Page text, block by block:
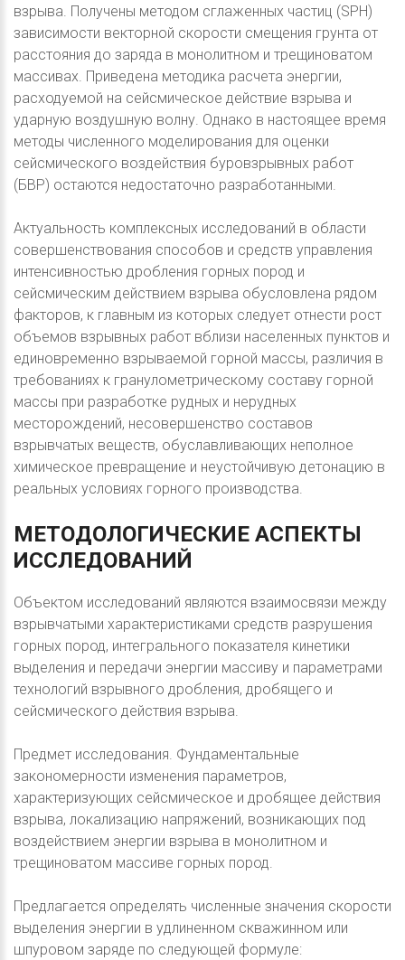
взрыва. Получены методом сглаженных частиц (SPH)
зависимости векторной скорости смещения грунта от
расстояния до заряда в монолитном и трещиноватом
массивах. Приведена методика расчета энергии,
расходуемой на сейсмическое действие взрыва и
ударную воздушную волну. Однако в настоящее время
методы численного моделирования для оценки
сейсмического воздействия буровзрывных работ
(БВР) остаются недостаточно разработанными.
Актуальность комплексных исследований в области
совершенствования способов и средств управления
интенсивностью дробления горных пород и
сейсмическим действием взрыва обусловлена рядом
факторов, к главным из которых следует отнести рост
объемов взрывных работ вблизи населенных пунктов и
единовременно взрываемой горной массы, различия в
требованиях к гранулометрическому составу горной
массы при разработке рудных и нерудных
месторождений, несовершенство составов
взрывчатых веществ, обуславливающих неполное
химическое превращение и неустойчивую детонацию в
реальных условиях горного производства.
МЕТОДОЛОГИЧЕСКИЕ АСПЕКТЫ
ИССЛЕДОВАНИЙ
Объектом исследований являются взаимосвязи между
взрывчатыми характеристиками средств разрушения
горных пород, интегрального показателя кинетики
выделения и передачи энергии массиву и параметрами
технологий взрывного дробления, дробящего и
сейсмического действия взрыва.
Предмет исследования. Фундаментальные
закономерности изменения параметров,
характеризующих сейсмическое и дробящее действия
взрыва, локализацию напряжений, возникающих под
воздействием энергии взрыва в монолитном и
трещиноватом массиве горных пород.
Предлагается определять численные значения скорости
выделения энергии в удлиненном скважинном или
шпуровом заряде по следующей формуле: